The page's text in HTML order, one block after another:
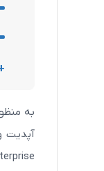
به
آپدیت